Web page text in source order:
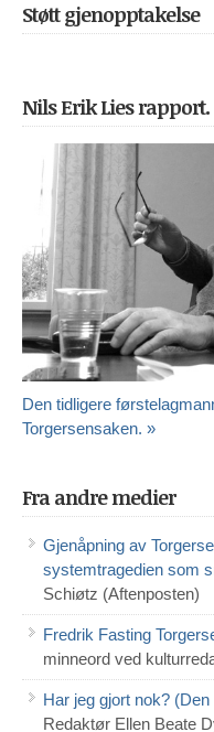
Støtt gjenopptakelse
Nils Erik Lies
Den tidligere
Torgersensaken. »
Fra andre medier
Gjenåpning av
systemtragedien som
Schiøtz (Aftenposten)
Fredrik Fasting
minneord ved
Har jeg gjort nok?
Redaktør Ellen Beate